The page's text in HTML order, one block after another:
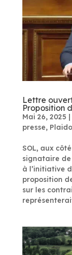
Lettre
Proposition
Mai 26, 2025 |
presse,
SOL, aux
signataire de
à l’initiative
proposition
sur les